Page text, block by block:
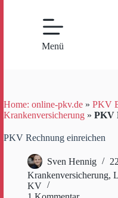
Menü
Home: online-pkv.de » PKV
Krankenversicherung » PKV
PKV Rechnung einreichen
Sven Hennig
Krankenversicherung,
KV